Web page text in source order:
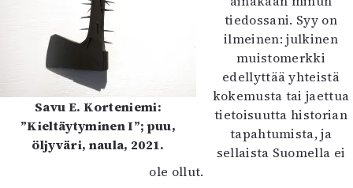
Savu E. Korteniemi:
”Kieltäytyminen I”; puu,
öljyväri, naula, 2021.
tiedossani. Syy on
ilmeinen: julkinen
muistomerkki
edellyttää yhteistä
kokemusta tai jaettua
tietoisuutta historian
tapahtumista, ja
sellaista Suomella ei
ole ollut.